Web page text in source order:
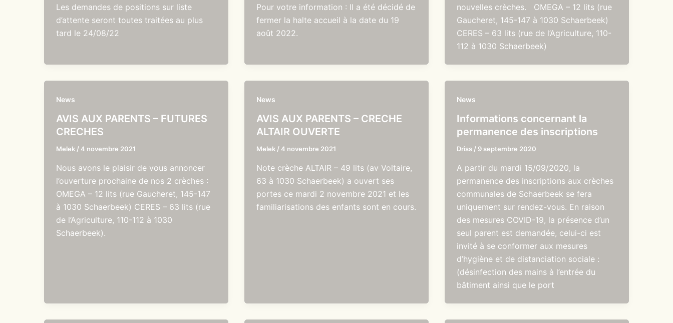
Les demandes de positions sur liste
d’attente seront toutes traitées au plus
tard le 24/08/22
Pour votre information : Il a été décidé de
fermer la halte accueil à la date du 19
août 2022.
nouvelles crèches. OMEGA – 12 lits (rue
Gaucheret, 145-147 à 1030 Schaerbeek)
CERES – 63 lits (rue de l’Agriculture, 110-
112 à 1030 Schaerbeek)
News
AVIS AUX PARENTS – FUTURES
CRECHES
Melek /4 novembre 2021
Nous avons le plaisir de vous annoncer
l’ouverture prochaine de nos 2 crèches :
OMEGA – 12 lits (rue Gaucheret, 145-147
à 1030 Schaerbeek) CERES – 63 lits (rue
de l’Agriculture, 110-112 à 1030
Schaerbeek).
News
AVIS AUX PARENTS – CRECHE
ALTAIR OUVERTE
Melek /4 novembre 2021
Note crèche ALTAIR – 49 lits (av Voltaire,
63 à 1030 Schaerbeek) a ouvert ses
portes ce mardi 2 novembre 2021 et les
familiarisations des enfants sont en cours.
News
Informations concernant la
permanence des inscriptions
Driss / 9 septembre 2020
A partir du mardi 15/09/2020, la
permanence des inscriptions aux crèches
communales de Schaerbeek se fera
uniquement sur rendez-vous. En raison
des mesures COVID-19, la présence d’un
seul parent est demandée, celui-ci est
invité à se conformer aux mesures
d’hygiène et de distanciation sociale :
(désinfection des mains à l’entrée du
bâtiment ainsi que le port